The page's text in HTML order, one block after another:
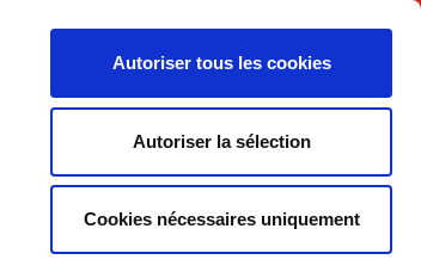
Autoriser tous les cookies
Autoriser la sélection
Cookies nécessaires uniquement
English